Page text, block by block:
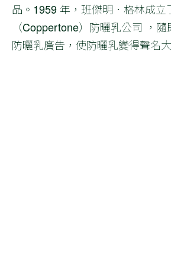
品。1959 年，班傑明．格林成立
（Coppertone）防曬乳公司 ，
防曬乳廣告，使防曬乳變得聲名